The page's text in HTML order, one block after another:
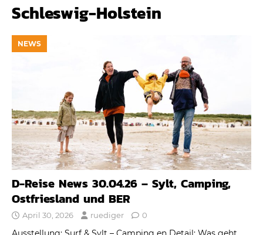
Schleswig-Holstein
NEWS
D-Reise News 30.04.26 – Sylt, Camping,
Ostfriesland und BER
April 30, 2026 ruediger 0